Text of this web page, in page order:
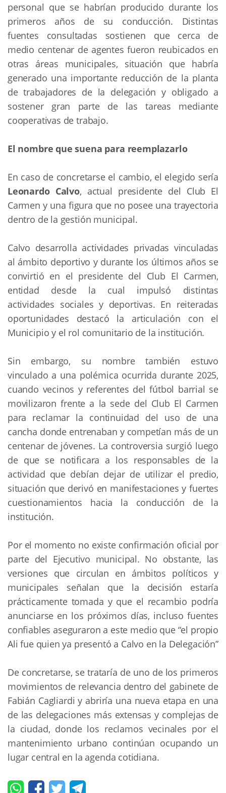
personal que se habrían producido durante los
primeros años de su conducción. Distintas
fuentes consultadas sostienen que cerca de
medio centenar de agentes fueron reubicados en
otras áreas municipales, situación que habría
generado una importante reducción de la planta
de trabajadores de la delegación y obligado a
sostener gran parte de las tareas mediante
cooperativas de trabajo.
El nombre que suena para reemplazarlo
En caso de concretarse el cambio, el elegido sería
Leonardo Calvo, actual presidente del Club El
Carmen y una figura que no posee una trayectoria
dentro de la gestión municipal.
Calvo desarrolla actividades privadas vinculadas
al ámbito deportivo y durante los últimos años se
convirtió en el presidente del Club El Carmen,
entidad desde la cual impulsó distintas
actividades sociales y deportivas. En reiteradas
oportunidades destacó la articulación con el
Municipio y el rol comunitario de la institución.
Sin embargo, su nombre también estuvo
vinculado a una polémica ocurrida durante 2025,
cuando vecinos y referentes del fútbol barrial se
movilizaron frente a la sede del Club El Carmen
para reclamar la continuidad del uso de una
cancha donde entrenaban y competían más de un
centenar de jóvenes. La controversia surgió luego
de que se notificara a los responsables de la
actividad que debían dejar de utilizar el predio,
situación que derivó en manifestaciones y fuertes
cuestionamientos hacia la conducción de la
institución.
Por el momento no existe confirmación oficial por
parte del Ejecutivo municipal. No obstante, las
versiones que circulan en ámbitos políticos y
municipales señalan que la decisión estaría
prácticamente tomada y que el recambio podría
anunciarse en los próximos días, incluso fuentes
confiables aseguraron a este medio que “el propio
Ali fue quien ya presentó a Calvo en la Delegación”
De concretarse, se trataría de uno de los primeros
movimientos de relevancia dentro del gabinete de
Fabián Cagliardi y abriría una nueva etapa en una
de las delegaciones más extensas y complejas de
la ciudad, donde los reclamos vecinales por el
mantenimiento urbano continúan ocupando un
lugar central en la agenda cotidiana.